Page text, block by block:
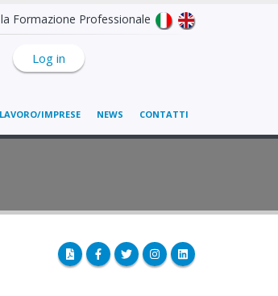
Formazione Professionale
Log in
LAVORO/IMPRESE NEWS CONTATTI